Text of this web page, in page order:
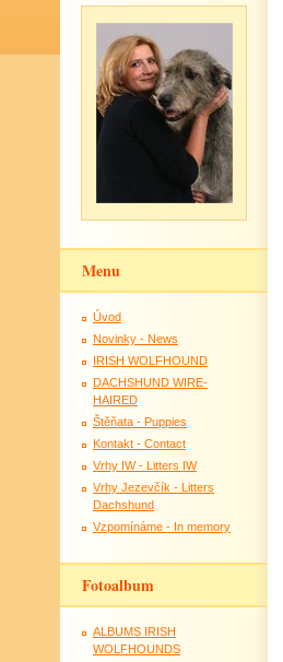
Menu
Úvod
Novinky - News
IRISH WOLFHOUND
DACHSHUND WIRE-
HAIRED
Štěňata - Puppies
Kontakt - Contact
Vrhy IW - Litters IW
Vrhy Jezevčík - Litters
Dachshund
Vzpomínáme - In memory
Fotoalbum
ALBUMS IRISH
WOLFHOUNDS